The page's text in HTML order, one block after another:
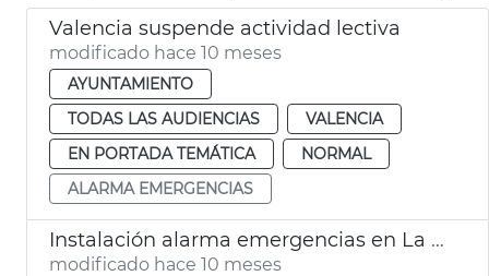
Valencia suspende actividad lectiva
modificado hace 10 meses
AYUNTAMIENTO
TODAS LAS AUDIENCIAS
VALENCIA
EN PORTADA TEMÁTICA
NORMAL
ALARMA EMERGENCIAS
Instalación alarma emergencias en La Torre, València
modificado hace 10 meses